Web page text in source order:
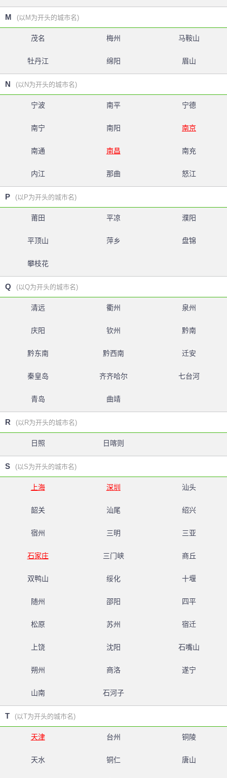
M (以M为开头的城市名)
茂名 梅州 马鞍山
牡丹江 绵阳 眉山
N (以N为开头的城市名)
宁波 南平 宁德
南宁 南阳 南京
南通 南昌 南充
内江 那曲 怒江
P (以P为开头的城市名)
莆田 平凉 濮阳
平顶山 萍乡 盘锦
攀枝花
Q (以Q为开头的城市名)
清远 衢州 泉州
庆阳 钦州 黔南
黔东南 黔西南 迁安
秦皇岛 齐齐哈尔 七台河
青岛 曲靖
R (以R为开头的城市名)
日照 日喀则
S (以S为开头的城市名)
上海 深圳 汕头
韶关 汕尾 绍兴
宿州 三明 三亚
石家庄 三门峡 商丘
双鸭山 绥化 十堰
随州 邵阳 四平
松原 苏州 宿迁
上饶 沈阳 石嘴山
朔州 商洛 遂宁
山南 石河子
T (以T为开头的城市名)
天津 台州 铜陵
天水 铜仁 唐山